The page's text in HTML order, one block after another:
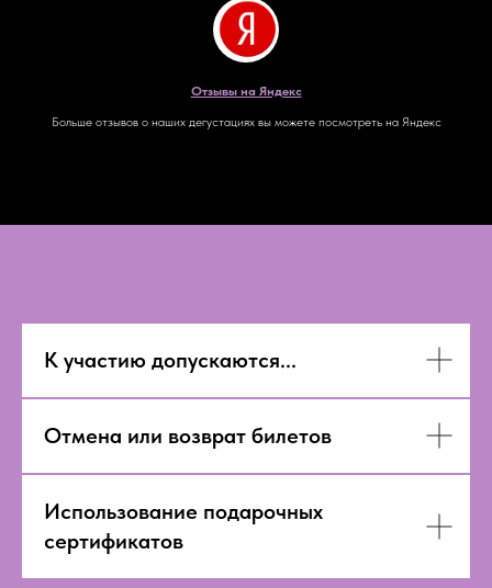
Отзывы на Яндекс
Больше отзывов о наших дегустациях вы можете посмотреть на Яндекс
К участию допускаются...
Отмена или возврат билетов
Использование подарочных
сертификатов